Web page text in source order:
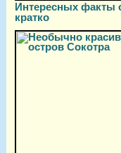
Интересных факты
кратко